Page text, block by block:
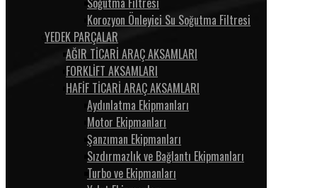
Korozyon Önleyici Su Soğutma Filtresi
YEDEK PARÇALAR
AĞIR TİCARİ ARAÇ AKSAMLARI
FORKLİFT AKSAMLARI
HAFİF TİCARİ ARAÇ AKSAMLARI
Aydınlatma Ekipmanları
Motor Ekipmanları
Şanzıman Ekipmanları
Sızdırmazlık ve Bağlantı Ekipmanları
Turbo ve Ekipmanları